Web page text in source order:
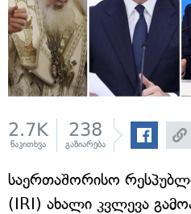
2.7K
წაკითხვა
238
გაზიარება
საერთაშორისო
(IRI) ახალი კვლევა